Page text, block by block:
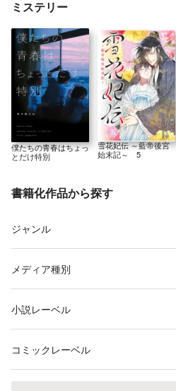
ミステリー
僕たちの青春はちょっ
とだけ特別
雪花妃伝 ～藍帝後宮
始末記～ 5
書籍化作品から探す
ジャンル
メディア種別
小説レーベル
コミックレーベル